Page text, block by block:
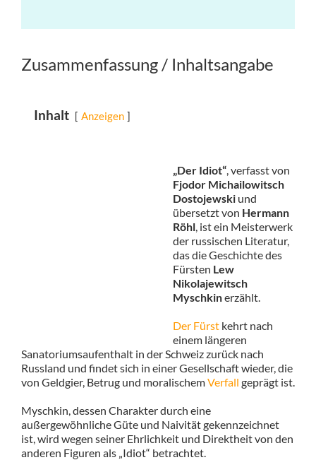
Zusammenfassung / Inhaltsangabe
Inhalt Anzeigen
„Der Idiot“, verfasst von
Fjodor Michailowitsch
Dostojewskiund
übersetzt von Hermann
Röhl, ist ein Meisterwerk
der russischen Literatur,
das die Geschichte des
Fürsten Lew
Nikolajewitsch
Myschkinerzählt.
Der Fürstkehrt nach
einem längeren
Sanatoriumsaufenthalt in der Schweiz zurück nach
Russland und findet sich in einer Gesellschaft wieder, die
von Geldgier, Betrug und moralischemVerfall geprägt ist.
Myschkin, dessen Charakter durch eine
außergewöhnliche Güte und Naivität gekennzeichnet
ist, wird wegen seiner Ehrlichkeit und Direktheit von den
anderen Figuren als „Idiot“ betrachtet.